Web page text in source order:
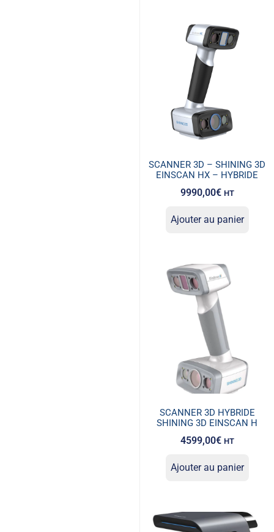
SCANNER 3D – SHINING 3D
EINSCAN HX – HYBRIDE
9990,00€ HT
Ajouter au panier
SCANNER 3D HYBRIDE
SHINING 3D EINSCAN H
4599,00€ HT
Ajouter au panier